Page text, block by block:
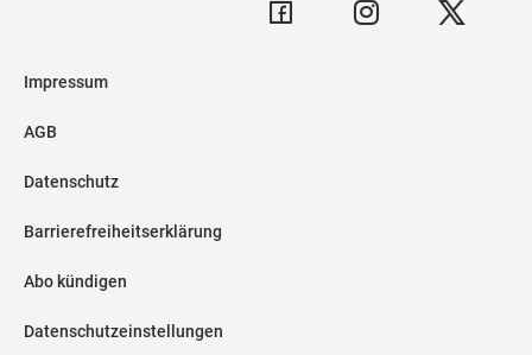
Impressum
AGB
Datenschutz
Barrierefreiheitserklärung
Abo kündigen
Datenschutzeinstellungen